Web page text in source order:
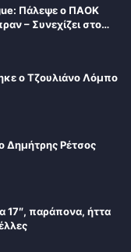
Πάλεψε ο ΠΑΟΚ
– Συνεχίζει στο…
ο Τζουλιάνο Λόμπο
Δημήτρης Ρέτσος
17″, παράπονα, ήττα